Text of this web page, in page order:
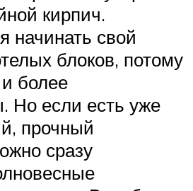
кирпич.
начинать свой
блоков, потому
более
Но если есть уже
прочный
сразу